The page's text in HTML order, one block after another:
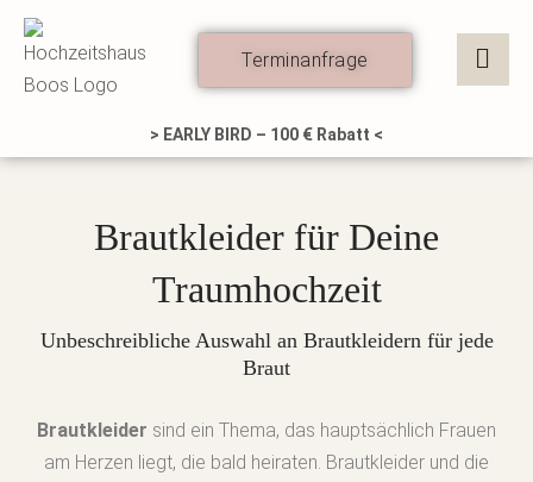
Zum
Inhalt
springen
Terminanfrage
> EARLY BIRD – 100 € Rabatt <
Brautkleider für Deine
Traumhochzeit
Unbeschreibliche Auswahl an Brautkleidern für jede
Braut
Brautkleider sind ein Thema, das hauptsächlich Frauen
am Herzen liegt, die bald heiraten. Brautkleider und die